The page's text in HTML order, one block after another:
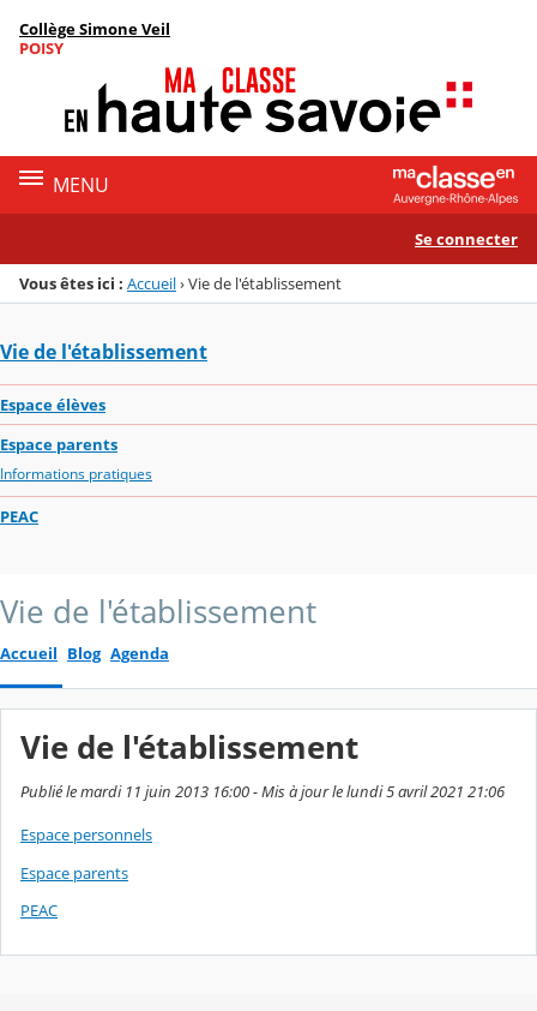
Menu de la rubrique
Contenu
Collège Simone Veil
POISY
MENU
Se connecter
Vous êtes ici : Accueil›Vie de l'établissement
Vie de l'établissement
Espace élèves
Espace parents
Informations pratiques
PEAC
Vie de l'établissement
Accueil Blog Agenda
Vie de l'établissement
Publié le mardi 11 juin 2013 16:00 - Mis à jour le lundi 5 avril 2021 21:06
Espace personnels
Espace parents
PEAC